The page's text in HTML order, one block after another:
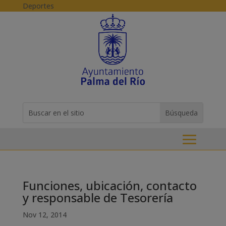
Skip to content
Deportes
for...
Funciones, ubicación, contacto
y responsable de Tesorería
Nov 12, 2014